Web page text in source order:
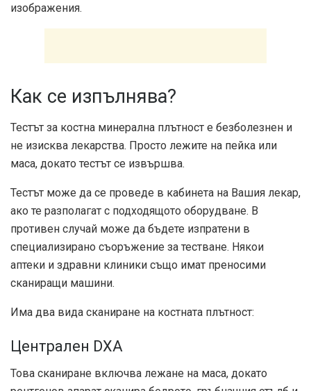
изображения.
Как се изпълнява?
Тестът за костна минерална плътност е безболезнен и
не изисква лекарства. Просто лежите на пейка или
маса, докато тестът се извършва.
Тестът може да се проведе в кабинета на Вашия лекар,
ако те разполагат с подходящото оборудване. В
противен случай може да бъдете изпратени в
специализирано съоръжение за тестване. Някои
аптеки и здравни клиники също имат преносими
сканиращи машини.
Има два вида сканиране на костната плътност:
Централен DXA
Това сканиране включва лежане на маса, докато